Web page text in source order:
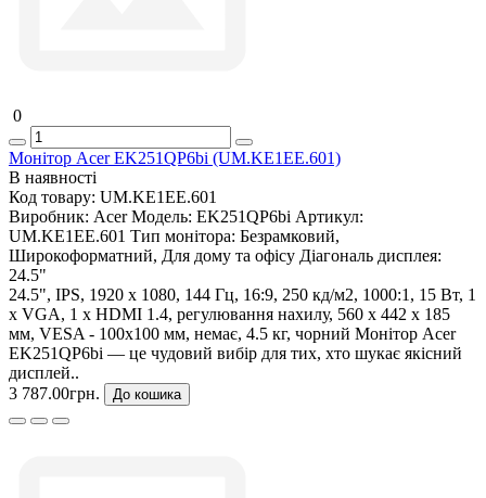
0
Монітор Acer EK251QP6bi (UM.KE1EE.601)
В наявності
Код товару: UM.KE1EE.601
Виробник: Acer Модель: EK251QP6bi Артикул:
UM.KE1EE.601 Тип монітора: Безрамковий,
Широкоформатний, Для дому та офісу Діагональ дисплея:
24.5"
24.5", IPS, 1920 x 1080, 144 Гц, 16:9, 250 кд/м2, 1000:1, 15 Вт, 1
х VGA, 1 х HDMI 1.4, регулювання нахилу, 560 x 442 x 185
мм, VESA - 100x100 мм, немає, 4.5 кг, чорний Монітор Acer
EK251QP6bi — це чудовий вибір для тих, хто шукає якісний
дисплей..
3 787.00грн.
До кошика